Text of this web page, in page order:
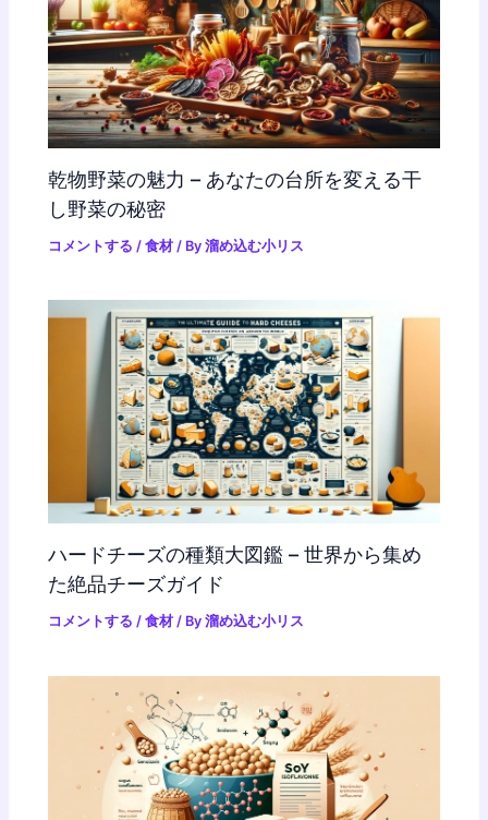
乾物野菜の魅力 – あなたの台所を変える干
し野菜の秘密
コメントする /食材 / By溜め込む小リス
ハードチーズの種類大図鑑 – 世界から集め
た絶品チーズガイド
コメントする /食材 / By溜め込む小リス